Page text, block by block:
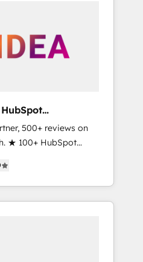
500+ reviews on
★ 100+ HubSpot
across the team
across five
RevOps-led,
★ Company of the